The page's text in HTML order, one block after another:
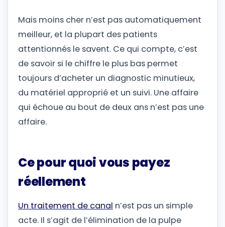
Mais moins cher n’est pas automatiquement
meilleur, et la plupart des patients
attentionnés le savent. Ce qui compte, c’est
de savoir si le chiffre le plus bas permet
toujours d’acheter un diagnostic minutieux,
du matériel approprié et un suivi. Une affaire
qui échoue au bout de deux ans n’est pas une
affaire.
Ce pour quoi vous payez
réellement
Un traitement de canal n’est pas un simple
acte. Il s’agit de l’élimination de la pulpe